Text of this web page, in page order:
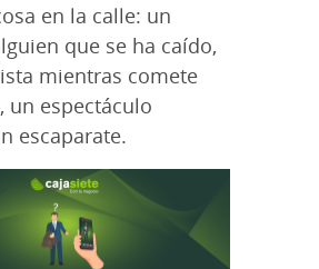
en la calle: un
que se ha caído,
mientras comete
un espectáculo
escaparate.